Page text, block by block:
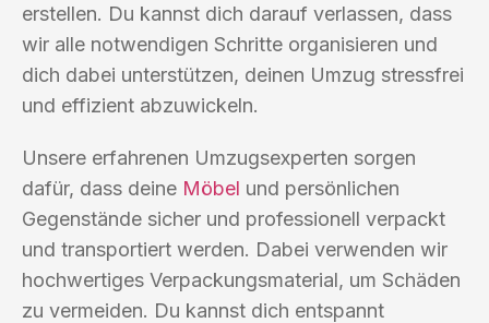
erstellen. Du kannst dich darauf verlassen, dass
wir alle notwendigen Schritte organisieren und
dich dabei unterstützen, deinen Umzug stressfrei
und effizient abzuwickeln.
Unsere erfahrenen Umzugsexperten sorgen
dafür, dass deine Möbel und persönlichen
Gegenstände sicher und professionell verpackt
und transportiert werden. Dabei verwenden wir
hochwertiges Verpackungsmaterial, um Schäden
zu vermeiden. Du kannst dich entspannt